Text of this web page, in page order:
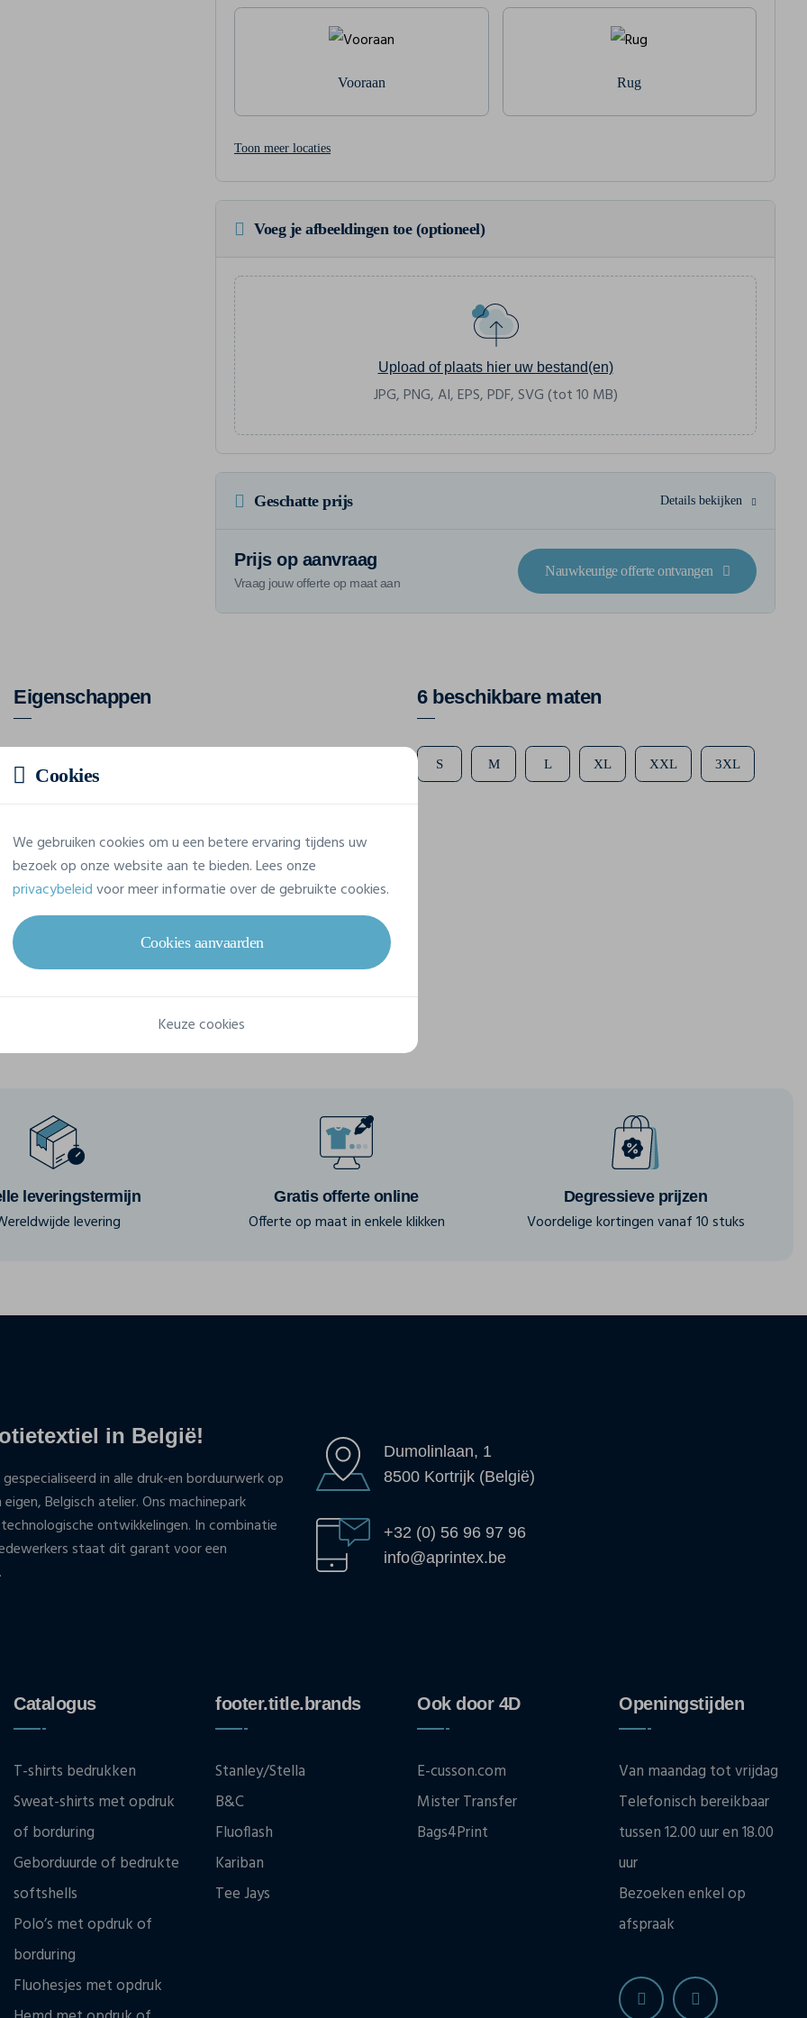
Vooraan Rug
Toon meer locaties
Voeg je afbeeldingen toe (optioneel)
Upload of plaats hier uw bestand(en)
JPG, PNG, AI, EPS, PDF, SVG (tot 10 MB)
Geschatte prijs Details bekijken
Prijs op aanvraag
Vraag jouw offerte op maat aan
Nauwkeurige offerte ontvangen
Eigenschappen
Referentie
JN397
Gram/m²
140 g/m²
Samenstelling
100% polyester
6 beschikbare maten
S M L XL XXL 3XL
leveringstermijn
levering
Gratis offerte online
Offerte op maat in enkele klikken
Degressieve prijzen
Voordelige kortingen vanaf 10 stuks
in België!
in alle druk-en borduurwerk op
Belgisch atelier. Ons machinepark
ontwikkelingen. In combinatie
staat dit garant voor een
Dumolinlaan, 1
8500 Kortrijk (België)
+32 (0) 56 96 97 96
info@aprintex.be
Catalogus
T-shirts bedrukken
Sweat-shirts met opdruk
of borduring
Geborduurde of bedrukte
softshells
Polo’s met opdruk of
borduring
Fluohesjes met opdruk
footer.title.brands
Stanley/Stella
B&C
Fluoflash
Kariban
Tee Jays
Ook door 4D
E-cusson.com
Mister Transfer
Bags4Print
Openingstijden
Van maandag tot vrijdag
Telefonisch bereikbaar
tussen 12.00 uur en 18.00
uur
Bezoeken enkel op
afspraak
Cookies
We gebruiken cookies om u een betere ervaring tijdens uw
bezoek op onze website aan te bieden. Lees onze
privacybeleidvoor meer informatie over de gebruikte cookies.
Cookies aanvaarden
Keuze cookies